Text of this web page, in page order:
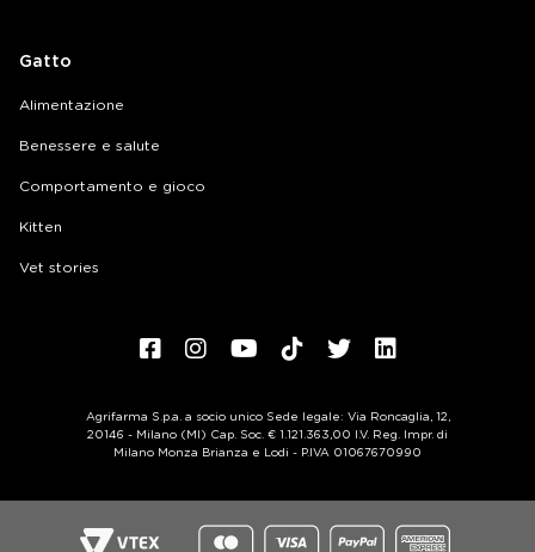
Gatto
Alimentazione
Benessere e salute
Comportamento e gioco
Kitten
Vet stories
Agrifarma S.p.a. a socio unico Sede legale: Via Roncaglia, 12,
20146 - Milano (MI) Cap. Soc. € 1.121.363,00 I.V. Reg. Impr. di
Milano Monza Brianza e Lodi - P.IVA 01067670990